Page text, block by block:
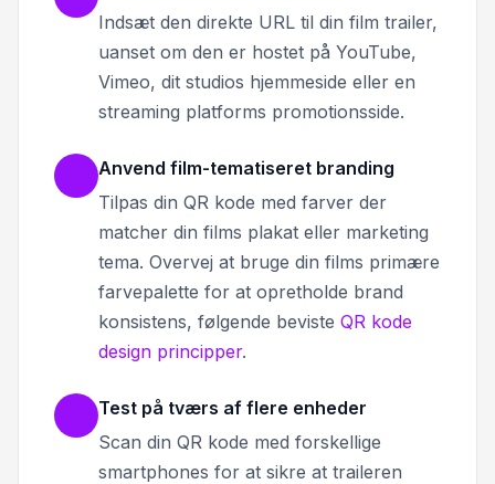
Indsæt den direkte URL til din film trailer,
uanset om den er hostet på YouTube,
Vimeo, dit studios hjemmeside eller en
streaming platforms promotionsside.
Anvend film-tematiseret branding
Tilpas din QR kode med farver der
matcher din films plakat eller marketing
tema. Overvej at bruge din films primære
farvepalette for at opretholde brand
konsistens, følgende beviste QR kode
design principper.
Test på tværs af flere enheder
Scan din QR kode med forskellige
smartphones for at sikre at traileren